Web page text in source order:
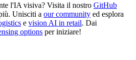
l'IA visiva? Visita il nostro GitHub
Unisciti a our community ed esplora
e vision AI in retail. Dai
options per iniziare!